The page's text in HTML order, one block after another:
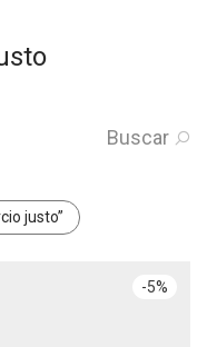
Buscar
justo”
-5%